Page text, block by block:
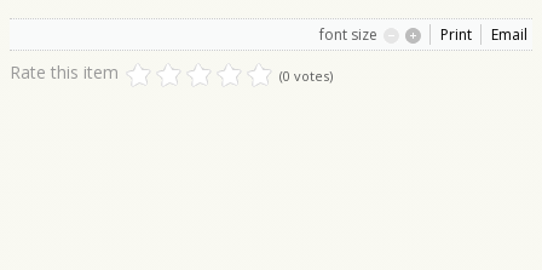
font size Print Email
Rate this item (0 votes)